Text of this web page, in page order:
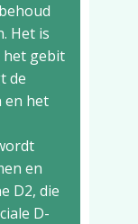
Het is
het gebit
de
en het
en
D2, die
D-